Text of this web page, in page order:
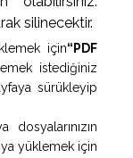
silinecektir.
için“PDF
istediğiniz
sürükleyip
yüklemek için